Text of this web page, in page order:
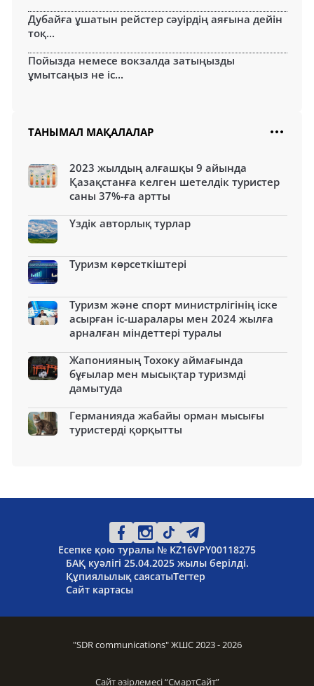
Дубайға ұшатын рейстер сәуірдің аяғына дейін
тоқ...
Пойызда немесе вокзалда затыңызды
ұмытсаңыз не іс...
ТАНЫМАЛ МАҚАЛАЛАР
2023 жылдың алғашқы 9 айында
Қазақстанға келген шетелдік туристер
саны 37%-ға артты
Үздік авторлық турлар
Туризм көрсеткіштері
Туризм және спорт министрлігінің іске
асырған іс-шаралары мен 2024 жылға
арналған міндеттері туралы
Жапонияның Тохоку аймағында
бұғылар мен мысықтар туризмді
дамытуда
Германияда жабайы орман мысығы
туристерді қорқытты
Есепке қою туралы № KZ16VPY00118275
БАҚ куәлігі 25.04.2025 жылы берілді.
Құпиялылық саясатыТегтер
Сайт картасы
"SDR communications" ЖШС 2023 - 2026
Сайт әзірлемесі “СмартСайт”